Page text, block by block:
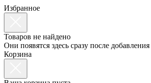
Избранное
Товаров не найдено
Они появятся здесь сразу после добавления
Корзина